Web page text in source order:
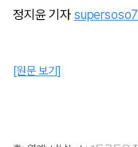
정지윤 기자
[원문 보기]